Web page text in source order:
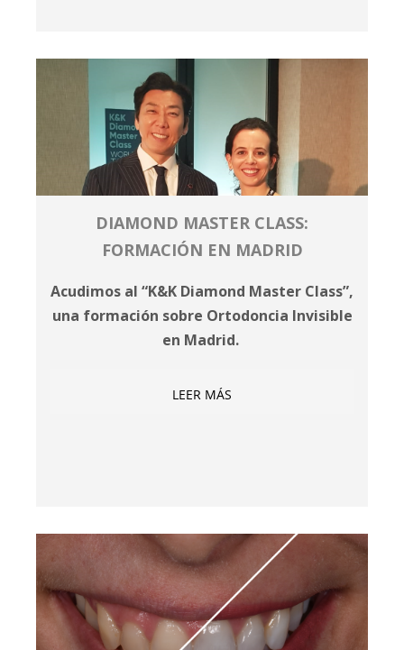
DIAMOND MASTER CLASS:
FORMACIÓN EN MADRID
Acudimos al “K&K Diamond Master Class”,
una formación sobre Ortodoncia Invisible
en Madrid.
LEER MÁS